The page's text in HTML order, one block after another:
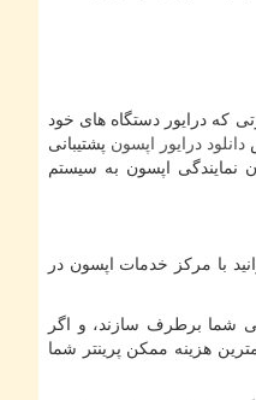
که درایور دستگاه های خود
دانلود درایور اپسون پشتیبانی
نمایندگی اپسون به سیستم
با مرکز خدمات اپسون در
شما برطرف سازند، و اگر
هزینه ممکن پرینتر شما